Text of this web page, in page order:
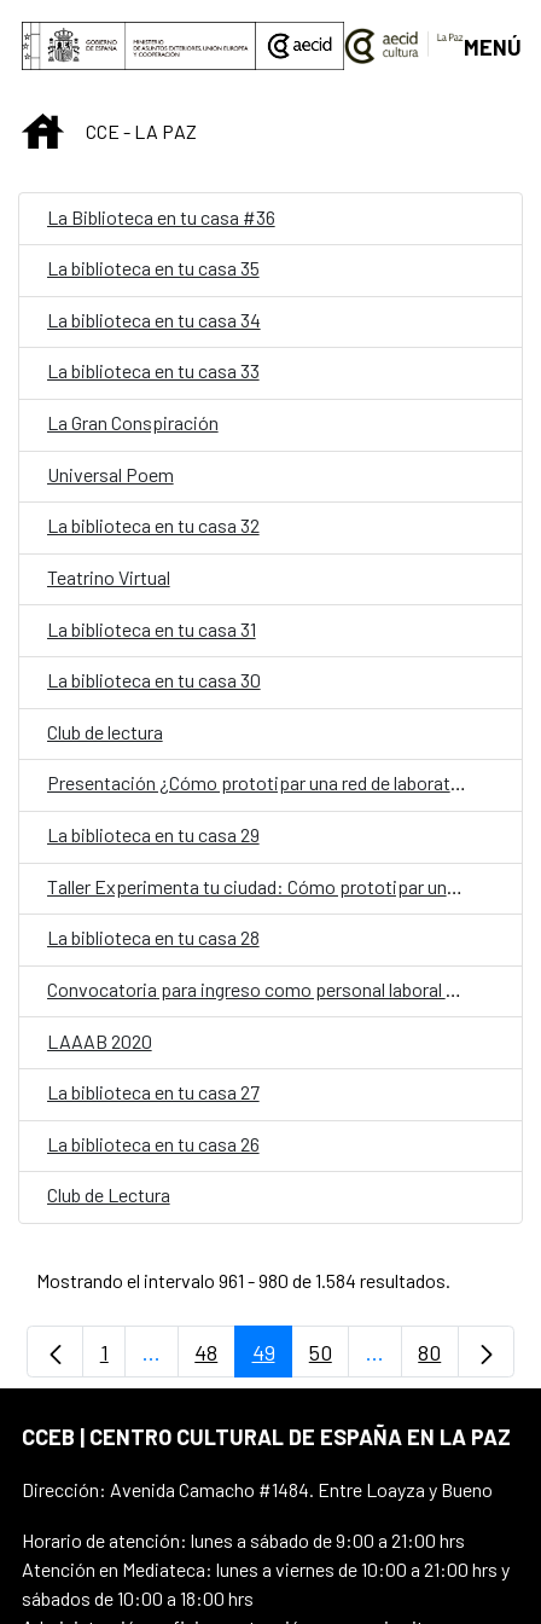
Saltar al contenido principal
MENÚ
INICIOCCE - LA PAZ
La Biblioteca en tu casa #36
La biblioteca en tu casa 35
La biblioteca en tu casa 34
La biblioteca en tu casa 33
La Gran Conspiración
Universal Poem
La biblioteca en tu casa 32
Teatrino Virtual
La biblioteca en tu casa 31
La biblioteca en tu casa 30
Club de lectura
Presentación ¿Cómo prototipar una red de laboratorios ciudadanos?
La biblioteca en tu casa 29
La biblioteca en tu casa 28
Convocatoria para ingreso como personal laboral fijo
LAAAB 2020
La biblioteca en tu casa 27
La biblioteca en tu casa 26
Club de Lectura
Mostrando el intervalo 961 - 980 de 1.584 resultados.
Página
1 ...Páginas intermedias Use TAB para
Página
48 Página
49 Página
50 ...PáginasPágina
80
CCEB | CENTRO CULTURAL DE ESPAÑA EN LA PAZ
Dirección: Avenida Camacho #1484. Entre Loayza y Bueno
Horario de atención: lunes a sábado de 9:00 a 21:00 hrs
Atención en Mediateca: lunes a viernes de 10:00 a 21:00 hrs y
sábados de 10:00 a 18:00 hrs